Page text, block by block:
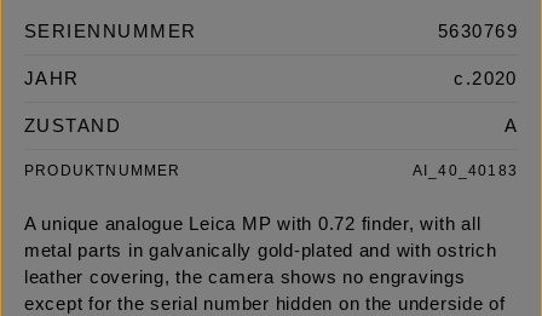
SERIENNUMMER 5630769
JAHR c.2020
ZUSTAND A
PRODUKTNUMMER AI_40_40183
A unique analogue Leica MP with 0.72 finder, with all
metal parts in galvanically gold-plated and with ostrich
leather covering, the camera shows no engravings
except for the serial number hidden on the underside of